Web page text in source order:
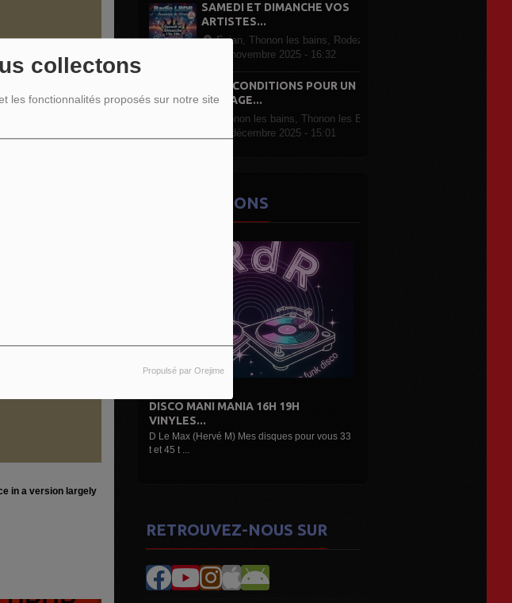
collectons
les fonctionnalités proposés sur notre site
Propulsé par Orejime
in a version largely
SAMEDI ET DIMANCHE VOS
ARTISTES...
Evian, Thonon les bains, Rodez Paris, partout en France
07 novembre 2025 - 16:32
LRDR CONDITIONS POUR UN
PASSAGE...
Thonon les bains, Thonon les Bains
07 décembre 2025 - 15:01
LES ÉMISSIONS
DISCO MANI MANIA 16H 19H
VINYLES...
D Le Max (Hervé M) Mes disques pour vous 33
Une belle émission musicale des
RETROUVEZ-NOUS SUR